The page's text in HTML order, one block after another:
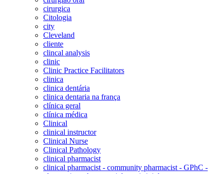
cirurgica
Citologia
city
Cleveland
cliente
clincal analysis
clinic
Clinic Practice Facilitators
clinica
clinica dentária
clinica dentaria na frança
clínica geral
clínica médica
Clinical
clinical instructor
Clinical Nurse
Clinical Pathology
clinical pharmacist
clinical pharmacist - community pharmacist - GPhC -